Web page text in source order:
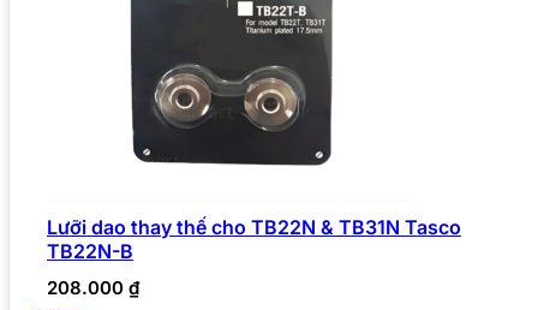
Lưỡi dao thay thế cho TB22N & TB31N Tasco
TB22N-B
208.000 ₫